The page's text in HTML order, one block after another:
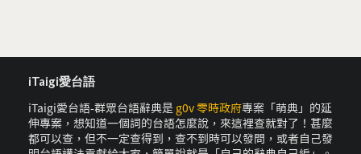
iTaigi愛台語
iTaigi愛台語-群眾台語辭典是 g0v 零時政府專案「萌典」的延
伸專案，想知道一個詞的台語怎麼說，來這裡查就對了！甚麼
都可以查，但不一定查得到，查不到時可以發問，或者自己發